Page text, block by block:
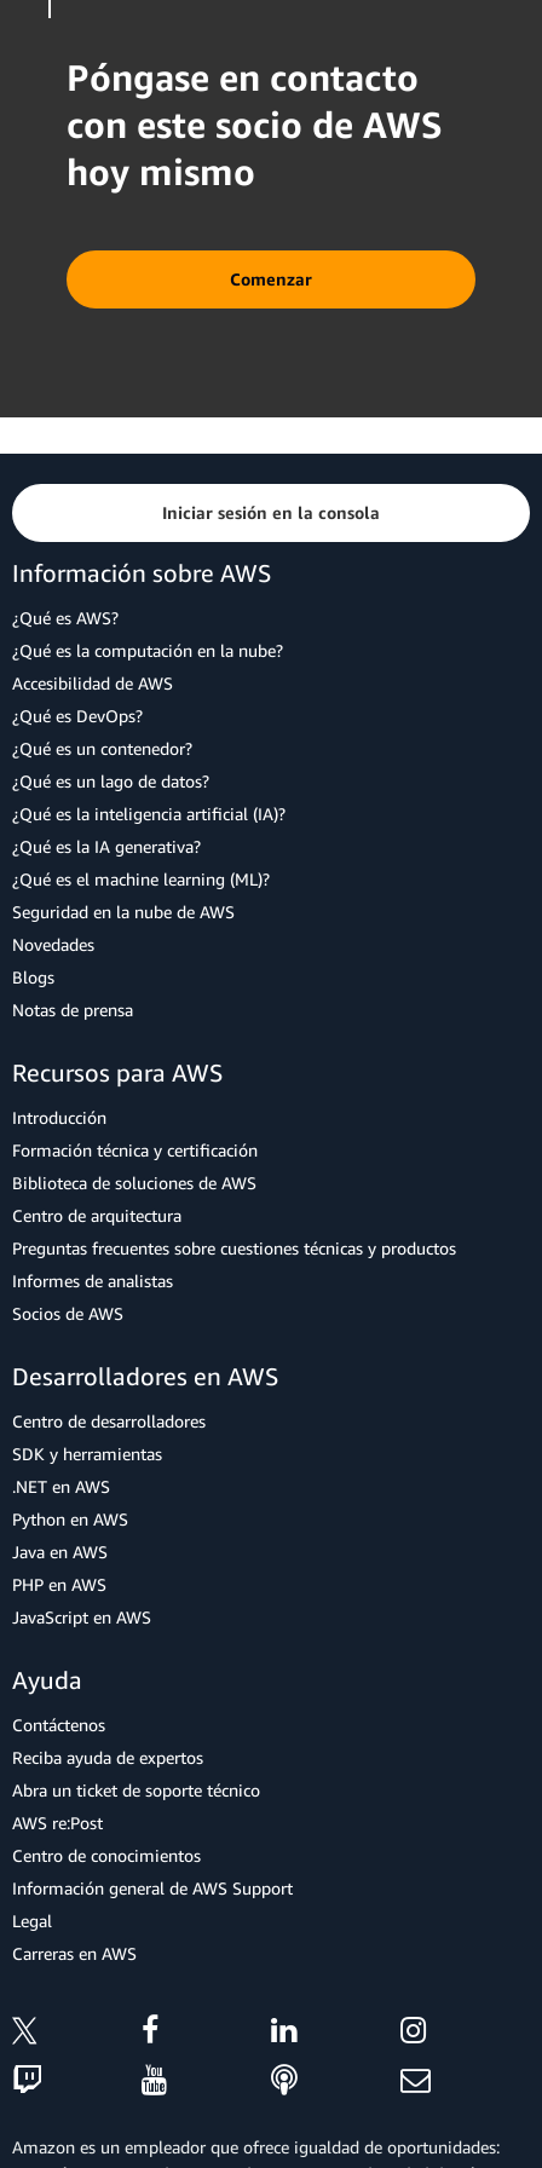
Póngase en contacto
con este socio de AWS
hoy mismo
Comenzar
Iniciar sesión en la consola
Información sobre AWS
¿Qué es AWS?
¿Qué es la computación en la nube?
Accesibilidad de AWS
¿Qué es DevOps?
¿Qué es un contenedor?
¿Qué es un lago de datos?
¿Qué es la inteligencia artificial (IA)?
¿Qué es la IA generativa?
¿Qué es el machine learning (ML)?
Seguridad en la nube de AWS
Novedades
Blogs
Notas de prensa
Recursos para AWS
Introducción
Formación técnica y certificación
Biblioteca de soluciones de AWS
Centro de arquitectura
Preguntas frecuentes sobre cuestiones técnicas y productos
Informes de analistas
Socios de AWS
Desarrolladores en AWS
Centro de desarrolladores
SDK y herramientas
.NET en AWS
Python en AWS
Java en AWS
PHP en AWS
JavaScript en AWS
Ayuda
Contáctenos
Reciba ayuda de expertos
Abra un ticket de soporte técnico
AWS re:Post
Centro de conocimientos
Información general de AWS Support
Legal
Carreras en AWS
Amazon es un empleador que ofrece igualdad de oportunidades: